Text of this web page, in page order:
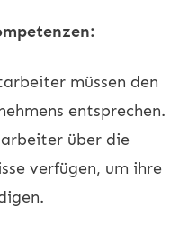
müssen den
entsprechen.
über die
verfügen, um ihre